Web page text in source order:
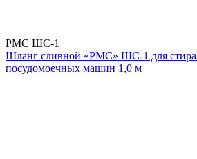
РМС ШС-1
Шланг сливной «РМС» ШС-1 для
посудомоечных машин 1,0 м